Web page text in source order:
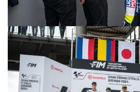
© R.Lekl & S.Wobser